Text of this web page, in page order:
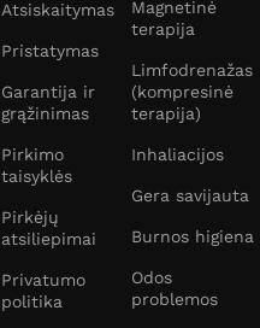
Atsiskaitymas
Pristatymas
Garantija ir
grąžinimas
Pirkimo
taisyklės
Pirkėjų
atsiliepimai
Privatumo
politika
Magnetinė
terapija
Limfodrenažas
(kompresinė
terapija)
Inhaliacijos
Gera savijauta
Burnos higiena
Odos
problemos